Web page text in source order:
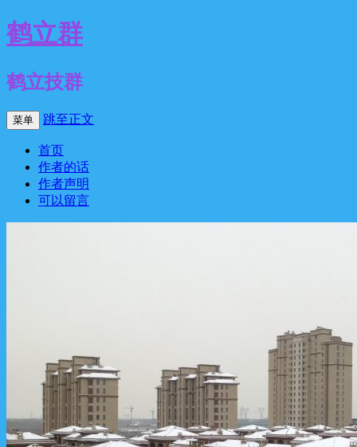
鹤立群
鹤立技群
菜单 跳至正文
首页
作者的话
作者声明
可以留言